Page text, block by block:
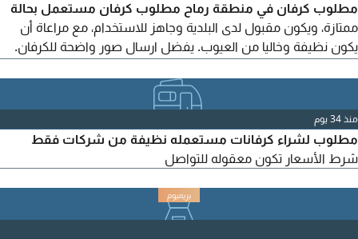
مطلوب كرفان في منطقة رماح مطلوب كرفان مستعمل بحالة
ممتازة، ويكون مقبول لدى البلدية وجاهز للاستخدام، مع مراعاة أن
يكون نظيفة وخاليا من العيوب. يفضل ارسال صور واضحة للكرفان.
منذ 34 يوم
مطلوب لشراء كرفانات مستعمله نظيفة من شركات فقط
شرط الأسعار تكون معقوله للتواصل